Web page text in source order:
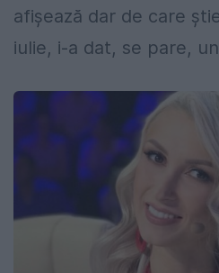
afișează dar de care
iulie, i-a dat, se pare,